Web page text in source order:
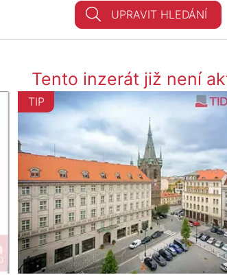
UPRAVIT HLEDÁNÍ
Tento inzerát již není
TIP